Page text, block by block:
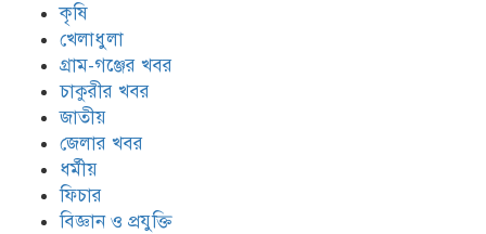
কৃষি
খেলাধুলা
গ্রাম-গঞ্জের খবর
চাকুরীর খবর
জাতীয়
জেলার খবর
ধর্মীয়
ফিচার
বিজ্ঞান ও প্রযুক্তি